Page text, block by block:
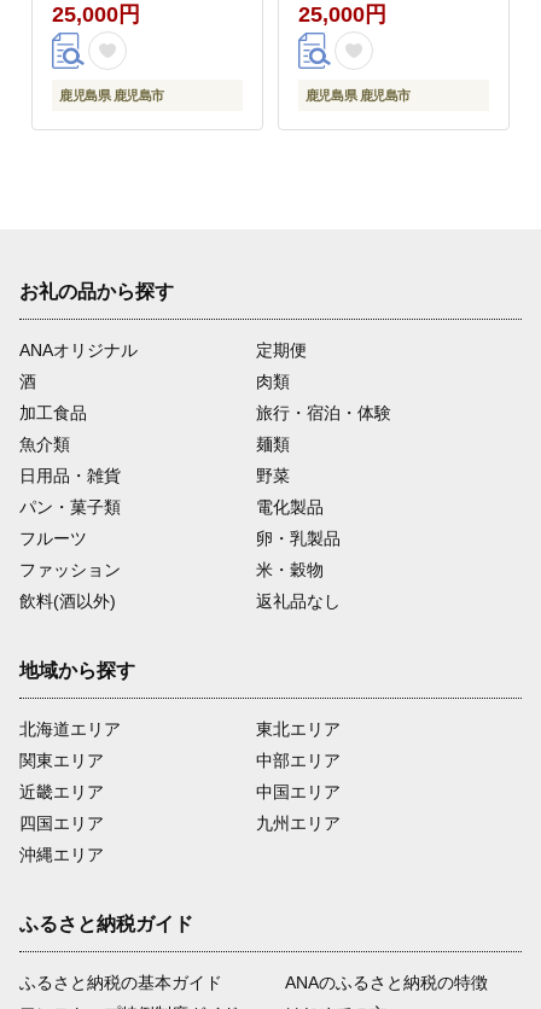
25,000円
鹿児島県 鹿児島市
25,000円
鹿児島県 鹿児島市
お礼の品から探す
ANAオリジナル
定期便
酒
肉類
加工食品
旅行・宿泊・体験
魚介類
麺類
日用品・雑貨
野菜
パン・菓子類
電化製品
フルーツ
卵・乳製品
ファッション
米・穀物
飲料(酒以外)
返礼品なし
地域から探す
北海道エリア
関東エリア
近畿エリア
四国エリア
沖縄エリア
東北エリア
中部エリア
中国エリア
九州エリア
ふるさと納税ガイド
ふるさと納税の基本ガイド
ANAのふるさと納税の特徴